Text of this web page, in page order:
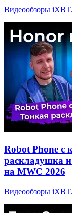
Видеообзоры
Robot Phone с
раскладушка
на MWC 2026
Видеообзоры